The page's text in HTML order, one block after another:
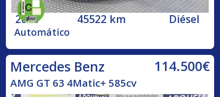
2020 45522 km Diésel
Automático
Mercedes Benz 114.500€
AMG GT 63 4Matic+ 585cv